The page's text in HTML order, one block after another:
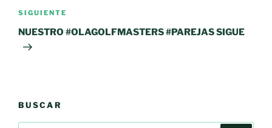
Siguiente
entrada
SIGUIENTE
NUESTRO #OLAGOLFMASTERS #PAREJAS SIGUE
BUSCAR